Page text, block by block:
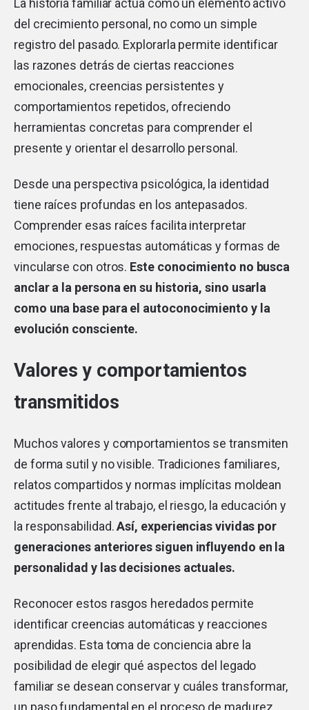
La historia familiar actúa como un elemento activo
del crecimiento personal, no como un simple
registro del pasado. Explorarla permite identificar
las razones detrás de ciertas reacciones
emocionales, creencias persistentes y
comportamientos repetidos, ofreciendo
herramientas concretas para comprender el
presente y orientar el desarrollo personal.
Desde una perspectiva psicológica, la identidad
tiene raíces profundas en los antepasados.
Comprender esas raíces facilita interpretar
emociones, respuestas automáticas y formas de
vincularse con otros. Este conocimiento no busca
anclar a la persona en su historia, sino usarla
como una base para el autoconocimiento y la
evolución consciente.
Valores y comportamientos
transmitidos
Muchos valores y comportamientos se transmiten
de forma sutil y no visible. Tradiciones familiares,
relatos compartidos y normas implícitas moldean
actitudes frente al trabajo, el riesgo, la educación y
la responsabilidad.Así, experiencias vividas por
generaciones anteriores siguen influyendo en la
personalidad y las decisiones actuales.
Reconocer estos rasgos heredados permite
identificar creencias automáticas y reacciones
aprendidas. Esta toma de conciencia abre la
posibilidad de elegir qué aspectos del legado
familiar se desean conservar y cuáles transformar,
un paso fundamental en el proceso de madurez